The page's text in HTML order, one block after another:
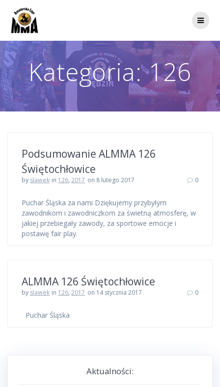
Kategoria:126
Podsumowanie ALMMA 126
Świętochłowice
by slawek in 126,2017 on 8 lutego 2017 0
Puchar Śląska za nami Dziękujemy przybyłym
zawodnikom i zawodniczkom za świetną atmosferę, w
jakiej przebiegały zawody, za sportowe emocje i
postawę fair play.
ALMMA 126 Świętochłowice
by slawek in 126,2017 on 14 stycznia 2017 0
Puchar Śląska
Aktualności: